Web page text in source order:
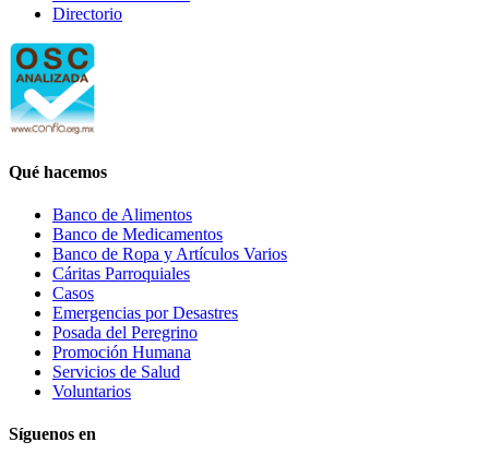
Directorio
Qué hacemos
Banco de Alimentos
Banco de Medicamentos
Banco de Ropa y Artículos Varios
Cáritas Parroquiales
Casos
Emergencias por Desastres
Posada del Peregrino
Promoción Humana
Servicios de Salud
Voluntarios
Síguenos en